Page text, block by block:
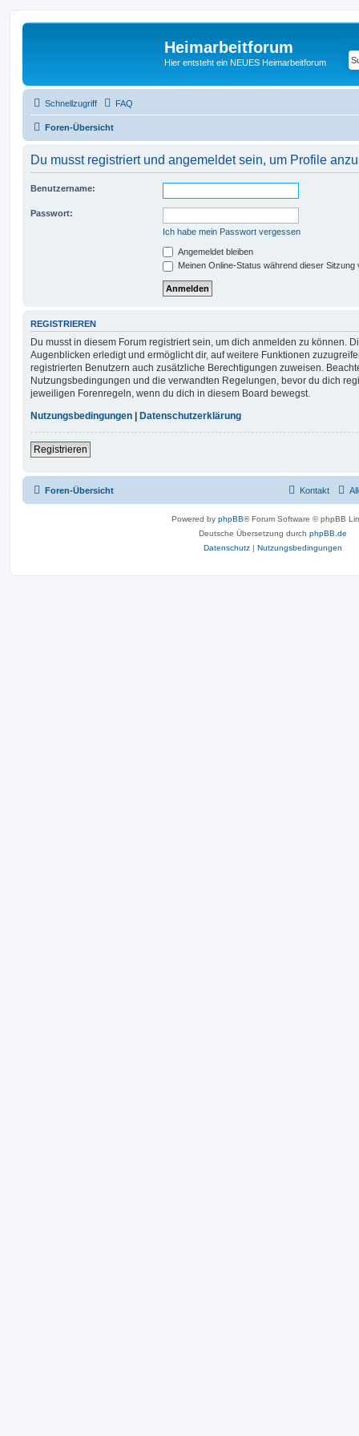
Heimarbeitforum
Hier entsteht ein NEUES Heimarbeitforum
Schnellzugriff FAQ
Foren-Übersicht
Du musst registriert und angemeldet sein, um Profile
Benutzername:
Passwort:
Ich habe mein Passwort vergessen
Angemeldet bleiben
Meinen Online-Status während dieser Sitzung
REGISTRIEREN
Du musst in diesem Forum registriert sein, um dich anmelden zu können.
Augenblicken erledigt und ermöglicht dir, auf weitere Funktionen
registrierten Benutzern auch zusätzliche Berechtigungen zuweisen.
Nutzungsbedingungen und die verwandten Regelungen, bevor du dich
jeweiligen Forenregeln, wenn du dich in diesem Board bewegst.
Nutzungsbedingungen
Datenschutzerklärung
Registrieren
Foren-Übersicht Kontakt
Powered by phpBB® Forum Software © phpBB
Deutsche Übersetzung durch phpBB.de
Datenschutz | Nutzungsbedingungen